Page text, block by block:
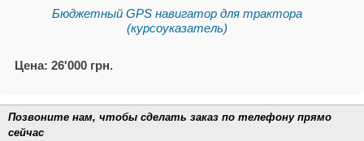
Бюджетный GPS навигатор для трактора
(курсоуказатель)
Цена: 26'000 грн.
Позвоните нам, чтобы сделать заказ по телефону прямо
сейчас